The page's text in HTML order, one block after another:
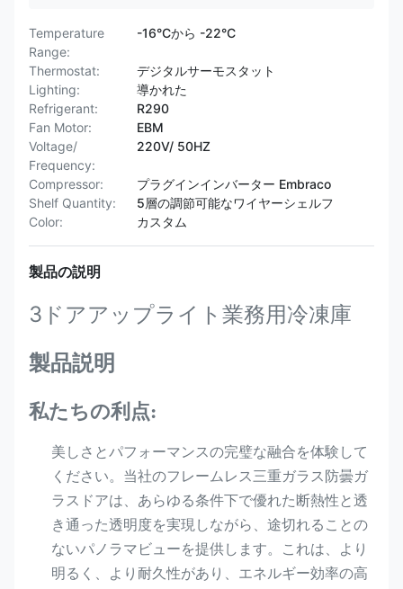
Temperature
Range:
-16°Cから -22°C
Thermostat:
デジタルサーモスタット
Lighting:
導かれた
Refrigerant:
R290
Fan Motor:
EBM
Voltage/
Frequency:
220V/ 50HZ
Compressor:
プラグインインバーター Embraco
Shelf Quantity:
5層の調節可能なワイヤーシェルフ
Color:
カスタム
製品の説明
3ドアアップライト業務用冷凍庫
製品説明
私たちの利点:
美しさとパフォーマンスの完璧な融合を体験して
ください。当社のフレームレス三重ガラス防曇ガ
ラスドアは、あらゆる条件下で優れた断熱性と透
き通った透明度を実現しながら、途切れることの
ないパノラマビューを提供します。これは、より
明るく、より耐久性があり、エネルギー効率の高